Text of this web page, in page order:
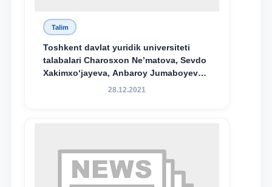
Talim
Toshkent davlat yuridik universiteti
talabalari Charosxon Ne’matova, Sevdo
Xakimxo‘jayeva, Anbaroy Jumaboyeva
hamda TDYU qoshidagi M.S.Vosiqova
bo‘ldi.
28.12.2021